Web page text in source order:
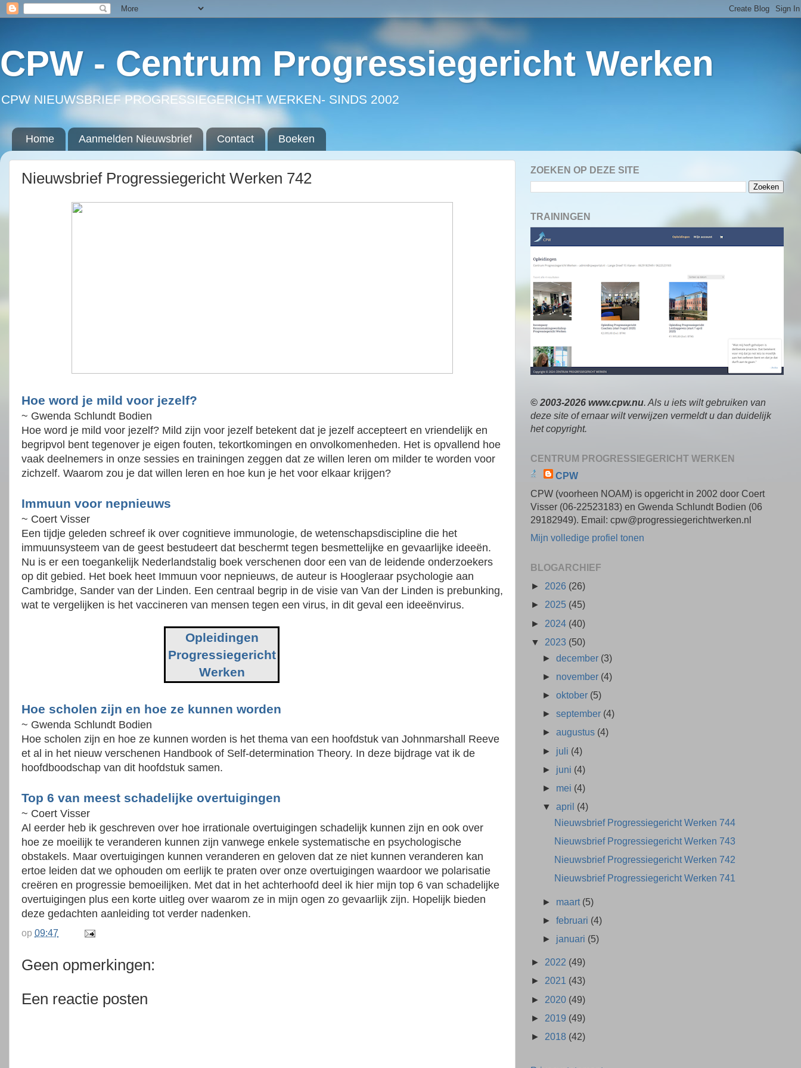
CPW - Centrum Progressiegericht Werken
CPW NIEUWSBRIEF PROGRESSIEGERICHT WERKEN- SINDS 2002
Home Aanmelden Nieuwsbrief Contact Boeken
Nieuwsbrief Progressiegericht Werken 742
Hoe word je mild voor jezelf?
~ Gwenda Schlundt Bodien
Hoe word je mild voor jezelf? Mild zijn voor jezelf betekent dat je jezelf accepteert en vriendelijk en
begripvol bent tegenover je eigen fouten, tekortkomingen en onvolkomenheden. Het is opvallend hoe
vaak deelnemers in onze sessies en trainingen zeggen dat ze willen leren om milder te worden voor
zichzelf. Waarom zou je dat willen leren en hoe kun je het voor elkaar krijgen?
Immuun voor nepnieuws
~ Coert Visser
Een tijdje geleden schreef ik over cognitieve immunologie, de wetenschapsdiscipline die het
immuunsysteem van de geest bestudeert dat beschermt tegen besmettelijke en gevaarlijke ideeën.
Nu is er een toegankelijk Nederlandstalig boek verschenen door een van de leidende onderzoekers
op dit gebied. Het boek heet Immuun voor nepnieuws, de auteur is Hoogleraar psychologie aan
Cambridge, Sander van der Linden. Een centraal begrip in de visie van Van der Linden is prebunking,
wat te vergelijken is het vaccineren van mensen tegen een virus, in dit geval een ideeënvirus.
Opleidingen
Progressiegericht
Werken
Hoe scholen zijn en hoe ze kunnen worden
~ Gwenda Schlundt Bodien
Hoe scholen zijn en hoe ze kunnen worden is het thema van een hoofdstuk van Johnmarshall Reeve
et al in het nieuw verschenen Handbook of Self-determination Theory. In deze bijdrage vat ik de
hoofdboodschap van dit hoofdstuk samen.
Top 6 van meest schadelijke overtuigingen
~ Coert Visser
Al eerder heb ik geschreven over hoe irrationale overtuigingen schadelijk kunnen zijn en ook over
hoe ze moeilijk te veranderen kunnen zijn vanwege enkele systematische en psychologische
obstakels. Maar overtuigingen kunnen veranderen en geloven dat ze niet kunnen veranderen kan
ertoe leiden dat we ophouden om eerlijk te praten over onze overtuigingen waardoor we polarisatie
creëren en progressie bemoeilijken. Met dat in het achterhoofd deel ik hier mijn top 6 van schadelijke
overtuigingen plus een korte uitleg over waarom ze in mijn ogen zo gevaarlijk zijn. Hopelijk bieden
deze gedachten aanleiding tot verder nadenken.
op 09:47
Geen opmerkingen:
Een reactie posten
ZOEKEN OP DEZE SITE
TRAININGEN
© 2003-2026 www.cpw.nu. Als u iets wilt gebruiken van
deze site of ernaar wilt verwijzen vermeldt u dan duidelijk
het copyright.
CENTRUM PROGRESSIEGERICHT WERKEN
CPW
CPW (voorheen NOAM) is opgericht in 2002 door Coert
Visser (06-22523183) en Gwenda Schlundt Bodien (06
29182949). Email: cpw@progressiegerichtwerken.nl
Mijn volledige profiel tonen
BLOGARCHIEF
► 2026 (26)
► 2025 (45)
► 2024 (40)
▼ 2023 (50)
►december (3)
► november (4)
►oktober (5)
►september (4)
►augustus (4)
► juli (4)
► juni (4)
► mei (4)
▼april (4)
Nieuwsbrief Progressiegericht Werken 744
Nieuwsbrief Progressiegericht Werken 743
Nieuwsbrief Progressiegericht Werken 742
Nieuwsbrief Progressiegericht Werken 741
► maart (5)
►februari (4)
► januari (5)
► 2022 (49)
► 2021 (43)
► 2020 (49)
► 2019 (49)
► 2018 (42)